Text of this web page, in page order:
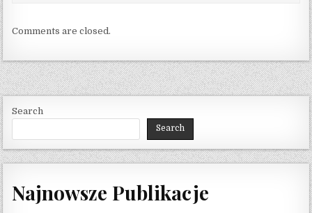
Comments are closed.
Search
Search
Najnowsze Publikacje